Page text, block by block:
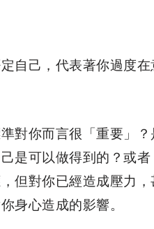
自己，代表著你過度
對你而言很「重要」
是可以做得到的？或
但對你已經造成壓力
身心造成的影響。